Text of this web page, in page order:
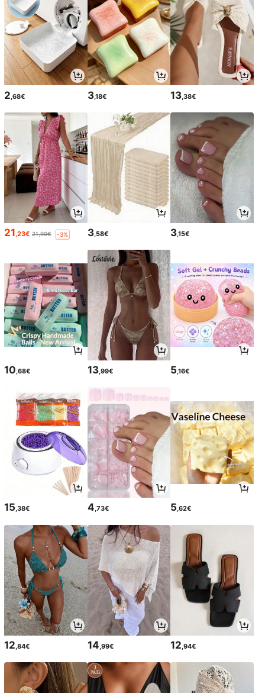
2 ,68€ 3,18€ 13 ,38€
21,23€ 21,99€ -3% 3,58€ 3,15€
10,68€ 13,99€ 5,16€
15,38€ 4,73€ 5,62€
12 ,84€ 14 ,99€ 12 ,94€